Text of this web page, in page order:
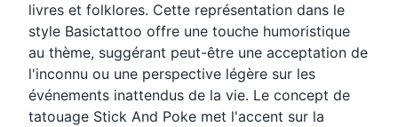
livres et folklores. Cette représentation dans le
style Basictattoo offre une touche humoristique
au thème, suggérant peut-être une acceptation de
l'inconnu ou une perspective légère sur les
événements inattendus de la vie. Le concept de
tatouage Stick And Poke met l'accent sur la